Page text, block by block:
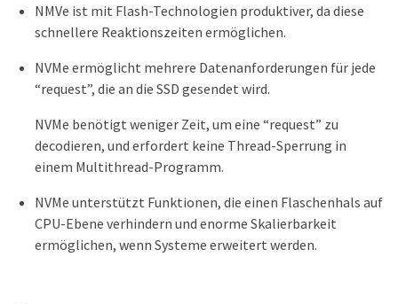
NMVe ist mit Flash-Technologien produktiver, da diese
schnellere Reaktionszeiten ermöglichen.
NVMe ermöglicht mehrere Datenanforderungen für jede
“request”, die an die SSD gesendet wird.
NVMe benötigt weniger Zeit, um eine “request” zu
decodieren, und erfordert keine Thread-Sperrung in
einem Multithread-Programm.
NVMe unterstützt Funktionen, die einen Flaschenhals auf
CPU-Ebene verhindern und enorme Skalierbarkeit
ermöglichen, wenn Systeme erweitert werden.